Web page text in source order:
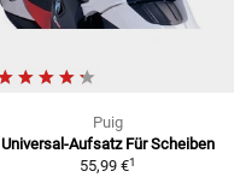
Puig
Universal-Aufsatz Für Scheiben
55,99 €1